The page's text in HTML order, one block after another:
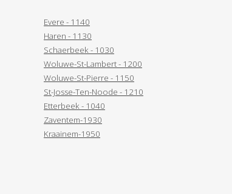
Evere - 1140
Haren - 1130
Schaerbeek - 1030
Woluwe-St-Lambert - 1200
Woluwe-St-Pierre - 1150
St-Josse-Ten-Noode - 1210
Etterbeek - 1040
Zaventem-1930
Kraainem-1950